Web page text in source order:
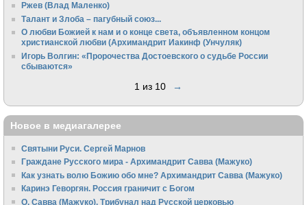
Ржев (Влад Маленко)
Талант и Злоба – пагубный союз...
О любви Божией к нам и о конце света, объявленном концом
христианской любви (Архимандрит Иакинф (Унчуляк)
Игорь Волгин: «Пророчества Достоевского о судьбе России
сбываются»
1 из 10 →
Новое в медиагалерее
Святыни Руси. Сергей Марнов
Граждане Русского мира - Архимандрит Савва (Мажуко)
Как узнать волю Божию обо мне? Архимандрит Савва (Мажуко)
Каринэ Геворгян. Россия граничит с Богом
О. Савва (Мажуко). Трибунал над Русской церковью